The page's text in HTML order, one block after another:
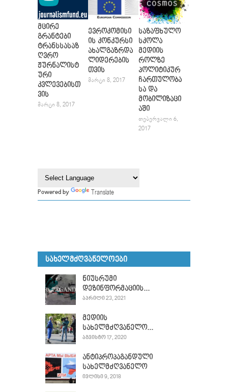
მცირე
გრანტები
ტრანსსასაზ
ღვრო
ჟურნალისტ
ური
კვლევებისთ
ვის
ᲛᲐᲠᲢᲘ 8, 2017
ევროკომისი
ის კონკურსი
ახალგაზრდა
ლიდერების
თვის
ᲛᲐᲠᲢᲘ 8, 2017
საზაფხულო
სკოლა
მედიის
როლზე
პოლიტიკურ
ჩართულობა
სა და
მობილიზაცი
აში
ᲗᲔᲑᲔᲠᲕᲐᲚᲘ 6,
2017
Powered by Translate
ᲡᲐᲮᲔᲚᲛᲫᲦᲕᲐᲜᲔᲚᲝᲔᲑᲘ
ნიუსრუმი
დეზინფორმაციის...
ᲐᲞᲠᲘᲚᲘ 23, 2021
მედიის
სახელმძღვანელო...
ᲐᲒᲕᲘᲡᲢᲝ 17, 2020
ანტიპროპაგანდული
სახელმძღვანელო
ᲘᲕᲚᲘᲡᲘ 9, 2018